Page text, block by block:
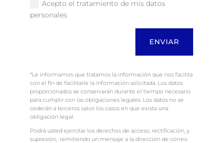
Acepto el tratamiento de mis datos
personales
ENVIAR
*Le informamos que tratamos la información que nos facilita
con el fin de facilitarle la información solicitada. Los datos
proporcionados se conservarán durante el tiempo necesario
para cumplir con las obligaciones legales. Los datos no se
cederán a terceros salvo los casos en que exista una
obligación legal.
Podrá usted ejercitar los derechos de acceso, rectificación, y
supresión, remitiendo un mensaje a la dirección de correo